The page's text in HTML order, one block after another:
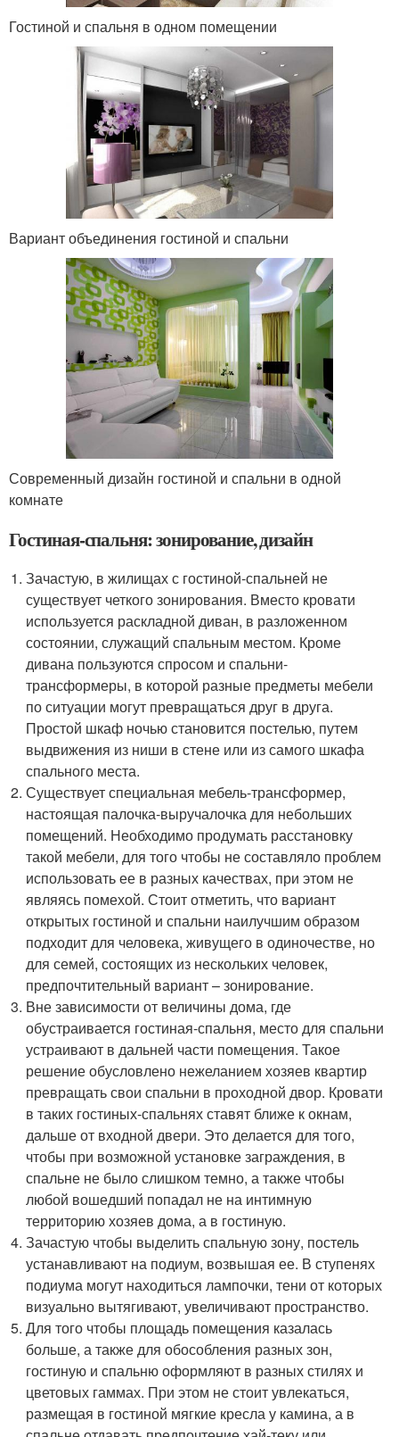
Гостиной и спальня в одном помещении
Вариант объединения гостиной и спальни
Современный дизайн гостиной и спальни в одной
комнате
Гостиная-спальня: зонирование, дизайн
Зачастую, в жилищах с гостиной-спальней не
существует четкого зонирования. Вместо кровати
используется раскладной диван, в разложенном
состоянии, служащий спальным местом. Кроме
дивана пользуются спросом и спальни-
трансформеры, в которой разные предметы мебели
по ситуации могут превращаться друг в друга.
Простой шкаф ночью становится постелью, путем
выдвижения из ниши в стене или из самого шкафа
спального места.
Существует специальная мебель-трансформер,
настоящая палочка-выручалочка для небольших
помещений. Необходимо продумать расстановку
такой мебели, для того чтобы не составляло проблем
использовать ее в разных качествах, при этом не
являясь помехой. Стоит отметить, что вариант
открытых гостиной и спальни наилучшим образом
подходит для человека, живущего в одиночестве, но
для семей, состоящих из нескольких человек,
предпочтительный вариант – зонирование.
Вне зависимости от величины дома, где
обустраивается гостиная-спальня, место для спальни
устраивают в дальней части помещения. Такое
решение обусловлено нежеланием хозяев квартир
превращать свои спальни в проходной двор. Кровати
в таких гостиных-спальнях ставят ближе к окнам,
дальше от входной двери. Это делается для того,
чтобы при возможной установке заграждения, в
спальне не было слишком темно, а также чтобы
любой вошедший попадал не на интимную
территорию хозяев дома, а в гостиную.
Зачастую чтобы выделить спальную зону, постель
устанавливают на подиум, возвышая ее. В ступенях
подиума могут находиться лампочки, тени от которых
визуально вытягивают, увеличивают пространство.
Для того чтобы площадь помещения казалась
больше, а также для обособления разных зон,
гостиную и спальню оформляют в разных стилях и
цветовых гаммах. При этом не стоит увлекаться,
размещая в гостиной мягкие кресла у камина, а в